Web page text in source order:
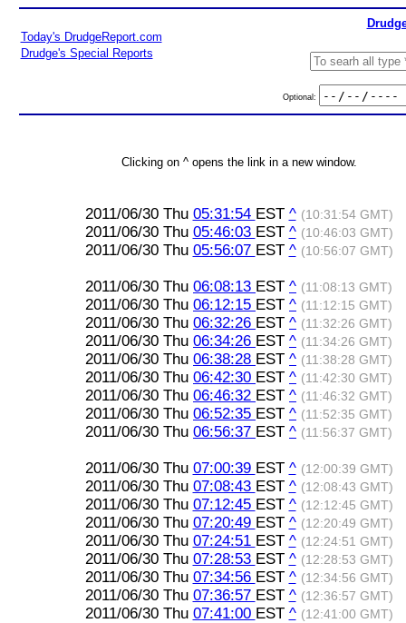
Today's DrudgeReport.com
Drudge's Special Reports
Optional:
Clicking on ^ opens the link in a new window.
2011/06/30 Thu 05:31:54 EST ^ (10:31:54 GMT)
2011/06/30 Thu 05:46:03 EST ^ (10:46:03 GMT)
2011/06/30 Thu 05:56:07 EST ^ (10:56:07 GMT)
2011/06/30 Thu 06:08:13 EST ^ (11:08:13 GMT)
2011/06/30 Thu 06:12:15 EST ^ (11:12:15 GMT)
2011/06/30 Thu 06:32:26 EST ^ (11:32:26 GMT)
2011/06/30 Thu 06:34:26 EST ^ (11:34:26 GMT)
2011/06/30 Thu 06:38:28 EST ^ (11:38:28 GMT)
2011/06/30 Thu 06:42:30 EST ^ (11:42:30 GMT)
2011/06/30 Thu 06:46:32 EST ^ (11:46:32 GMT)
2011/06/30 Thu 06:52:35 EST ^ (11:52:35 GMT)
2011/06/30 Thu 06:56:37 EST ^ (11:56:37 GMT)
2011/06/30 Thu 07:00:39 EST ^ (12:00:39 GMT)
2011/06/30 Thu 07:08:43 EST ^ (12:08:43 GMT)
2011/06/30 Thu 07:12:45 EST ^ (12:12:45 GMT)
2011/06/30 Thu 07:20:49 EST ^ (12:20:49 GMT)
2011/06/30 Thu 07:24:51 EST ^ (12:24:51 GMT)
2011/06/30 Thu 07:28:53 EST ^ (12:28:53 GMT)
2011/06/30 Thu 07:34:56 EST ^ (12:34:56 GMT)
2011/06/30 Thu 07:36:57 EST ^ (12:36:57 GMT)
2011/06/30 Thu 07:41:00 EST ^ (12:41:00 GMT)